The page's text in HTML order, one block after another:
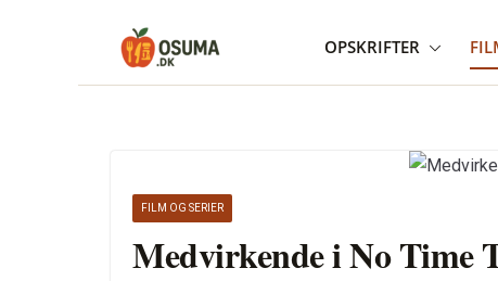
content
OPSKRIFTER
FILM OG SERIER
Medvirkende i No Time